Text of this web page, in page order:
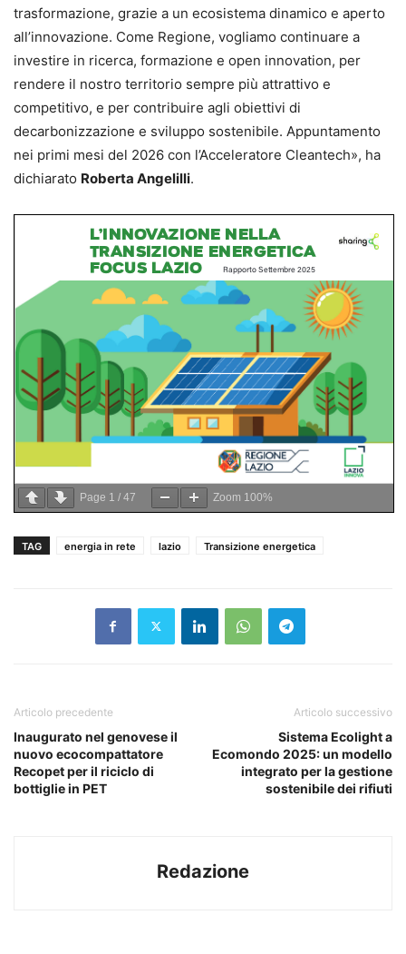
trasformazione, grazie a un ecosistema dinamico e aperto
all’innovazione. Come Regione, vogliamo continuare a
investire in ricerca, formazione e open innovation, per
rendere il nostro territorio sempre più attrattivo e
competitivo, e per contribuire agli obiettivi di
decarbonizzazione e sviluppo sostenibile. Appuntamento
nei primi mesi del 2026 con l’Acceleratore Cleantech», ha
dichiarato Roberta Angelilli.
Page 1 / 47 Zoom 100%
TAG energia in rete lazio Transizione energetica
Articolo precedente
Inaugurato nel genovese il
nuovo ecocompattatore
Recopet per il riciclo di
bottiglie in PET
Articolo successivo
Sistema Ecolight a
Ecomondo 2025: un modello
integrato per la gestione
sostenibile dei rifiuti
Redazione